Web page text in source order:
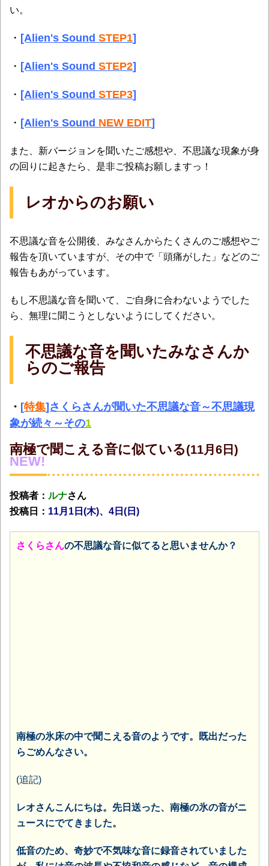
い。
・ [Alien's Sound STEP1]
・ [Alien's Sound STEP2]
・ [Alien's Sound STEP3]
・ [Alien's Sound NEW EDIT]
また、新バージョンを聞いたご感想や、不思議な現象が身
の回りに起きたら、是非ご投稿お願しますっ！
レオからのお願い
不思議な音を公開後、みなさんからたくさんのご感想やご
報告を頂いていますが、その中で「頭痛がした」などのご
報告もあがっています。
もし不思議な音を聞いて、ご自身に合わないようでした
ら、無理に聞こうとしないようにしてください。
不思議な音を聞いたみなさんか
らのご報告
・ [特集]さくらさんが聞いた不思議な音～不思議現
象が続々～その1
南極で聞こえる音に似ている(11月6日)
NEW!
投稿者： ルナさん
投稿日： 11月1日(木)、4日(日)
さくらさんの不思議な音に似てると思いませんか？
南極の氷床の中で聞こえる音のようです。既出だった
らごめんなさい。
(追記)
レオさんこんにちは。先日送った、南極の氷の音がニ
ュースにでてきました。
低音のため、奇妙で不気味な音に録音されていました